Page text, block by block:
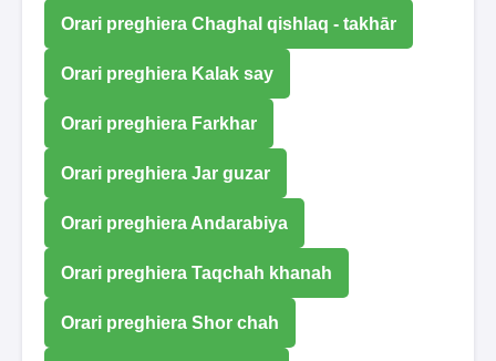
Orari preghiera Chaghal qishlaq - takhār
Orari preghiera Kalak say
Orari preghiera Farkhar
Orari preghiera Jar guzar
Orari preghiera Andarabiya
Orari preghiera Taqchah khanah
Orari preghiera Shor chah